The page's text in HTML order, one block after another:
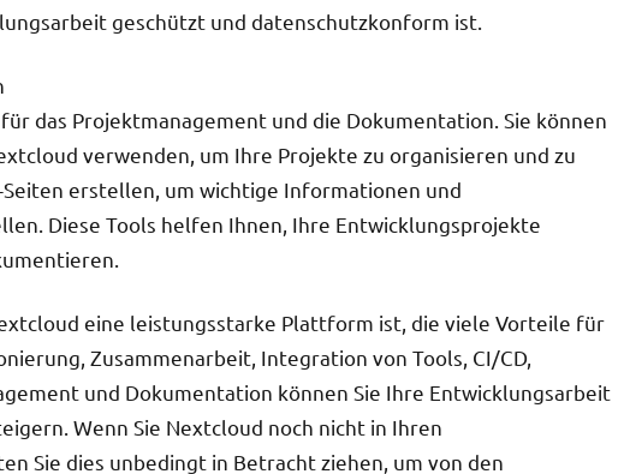
geschützt und datenschutzkonform ist.
das Projektmanagement und die Dokumentation. Sie können
verwenden, um Ihre Projekte zu organisieren und zu
erstellen, um wichtige Informationen und
Diese Tools helfen Ihnen, Ihre Entwicklungsprojekte
eine leistungsstarke Plattform ist, die viele Vorteile für
Zusammenarbeit, Integration von Tools, CI/CD,
und Dokumentation können Sie Ihre Entwicklungsarbeit
Wenn Sie Nextcloud noch nicht in Ihren
Sie dies unbedingt in Betracht ziehen, um von den